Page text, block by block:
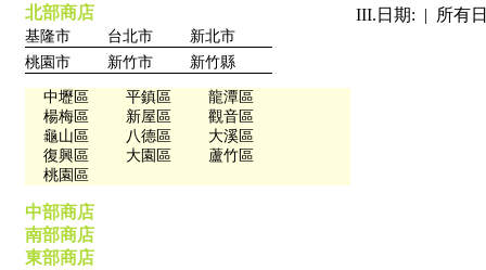
北部商店
基隆市 台北市
新北市
桃園市
新竹市 新竹縣
中壢區 平鎮區
龍潭區
楊梅區
新屋區
觀音區
龜山區
八德區
大溪區
復興區
大園區
蘆竹區
桃園區
中部商店
南部商店
東部商店
III.日期: | 所有